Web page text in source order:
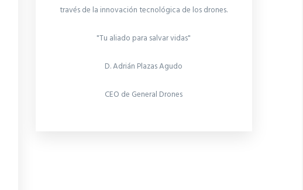
través de la innovación tecnológica de los drones.
"Tu aliado para salvar vidas"
D. Adrián Plazas Agudo
CEO de General Drones